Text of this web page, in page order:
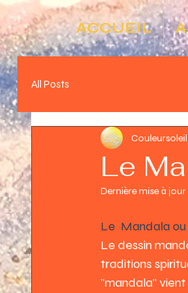
ACCUEIL
All Posts
Le
Couleursoleil
Dernière mise à jour
Le  Mandala
Le dessin
traditions
"mandala"